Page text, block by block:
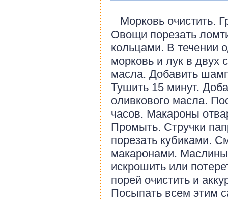
Морковь очистить.
Овощи порезать
кольцами. В течении
морковь и лук в двух
масла. Добавить
Тушить 15 минут.
оливкового масла.
часов. Макароны
Промыть. Стручки
порезать кубиками.
макаронами.
искрошить или
порей очистить и
Посыпать всем этим